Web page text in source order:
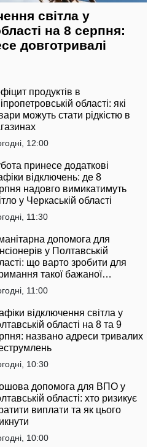
світла у
на 8 серпня:
довготривалі
продуктів в
області: які
можуть стати рідкістю в
12:00
принесе додаткові
відключень: де 8
надовго вимикатимуть
у Черкаській області
11:30
допомога для
у Полтавській
що варто зробити для
такої бажаної
11:00
відключення світла у
області на 8 та 9
названо адреси тривалих
10:30
допомога для ВПО у
області: хто ризикує
виплати та як цього
10:00